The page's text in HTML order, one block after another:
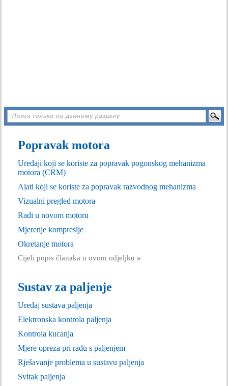
Popravak motora
Uređaji koji se koriste za popravak pogonskog mehanizma
motora (CRM)
Alati koji se koriste za popravak razvodnog mehanizma
Vizualni pregled motora
Radi u novom motoru
Mjerenje kompresije
Okretanje motora
Cijeli popis članaka u ovom odjeljku »
Sustav za paljenje
Uređaj sustava paljenja
Elektronska kontrola paljenja
Kontrola kucanja
Mjere opreza pri radu s paljenjem
Rješavanje problema u sustavu paljenja
Svitak paljenja